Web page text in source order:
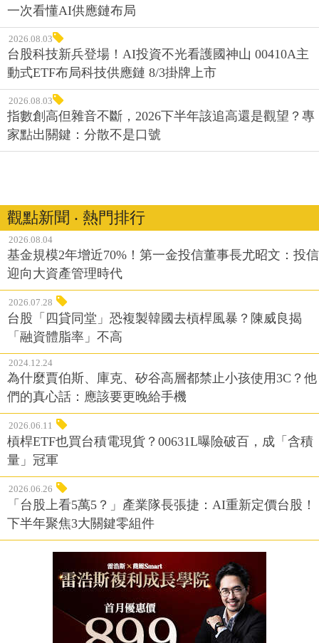
一次看懂AI供應鏈布局
2026.08.03
台股科技新兵登場！AI投資不光看護國神山 00410A主
動式ETF布局科技供應鏈 8/3掛牌上市
2026.08.03
指數創高但雜音不斷，2026下半年該追高還是觀望？專
家點出關鍵：分散不是口號
觀點新聞 ‧ 熱門排行
2026.08.04
基金規模2年增近70%！第一金投信董事長尤昭文：投信
迎向大資產管理時代
2026.07.28
台股「四貸同堂」恐複製韓國去槓桿風暴？陳威良揭
「融資體脂率」不高
2024.12.24
為什麼賈伯斯、庫克、矽谷高層都禁止小孩使用3C？他
們的真心話：應該要更晚給手機
2026.06.11
槓桿ETF也買台積電現貨？00631L曝險破百，成「含積
量」冠軍
2026.06.26
「台股上看5萬5？」產業隊長張捷：AI重新定價台股！
下半年聚焦3大關鍵零組件